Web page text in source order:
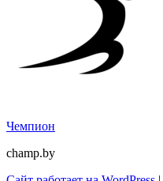
Чемпион
champ.by